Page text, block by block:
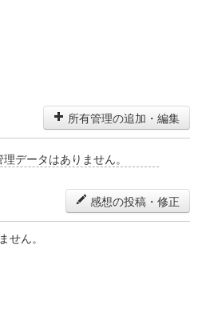
所有管理の追加・編集
データはありません。
感想の投稿・修正
せん。